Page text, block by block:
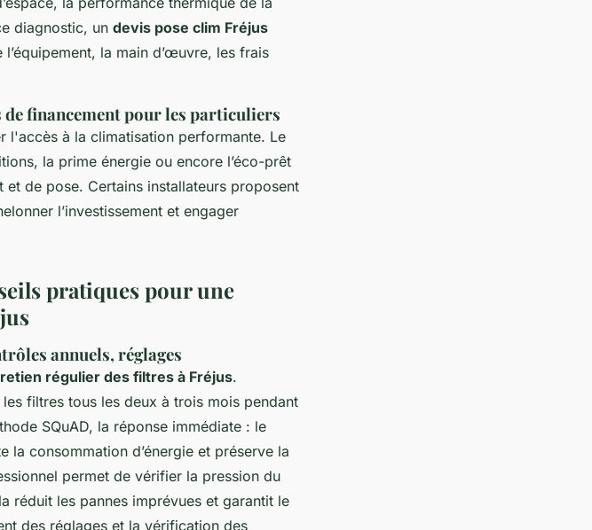
diagnostic, un devis pose clim Fréjus
la main d’œuvre, les frais
financement pour les particuliers
l'accès à la climatisation performante. Le
la prime énergie ou encore l’éco-prêt
et de pose. Certains installateurs proposent
l’investissement et engager
pratiques pour une
annuels, réglages
régulier des filtres à Fréjus.
filtres tous les deux à trois mois pendant
SQuAD, la réponse immédiate : le
la consommation d’énergie et préserve la
permet de vérifier la pression du
réduit les pannes imprévues et garantit le
des réglages et la vérification des